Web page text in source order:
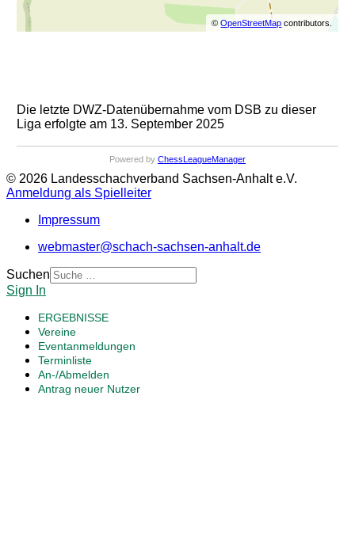
©OpenStreetMap contributors.
Die letzte DWZ-Datenübernahme vom DSB zu dieser
Liga erfolgte am 13. September 2025
Powered by ChessLeagueManager
© 2026 Landesschachverband Sachsen-Anhalt e.V.
Anmeldung als Spielleiter
Impressum
webmaster@schach-sachsen-anhalt.de
Suchen
Sign In
ERGEBNISSE
Vereine
Eventanmeldungen
Terminliste
An-/Abmelden
Antrag neuer Nutzer